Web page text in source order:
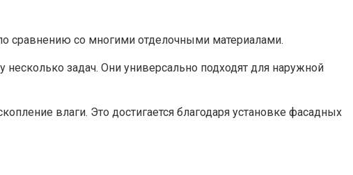
сравнению со многими отделочными материалами.
задач. Они универсально подходят для наружной
влаги. Это достигается благодаря установке фасадных